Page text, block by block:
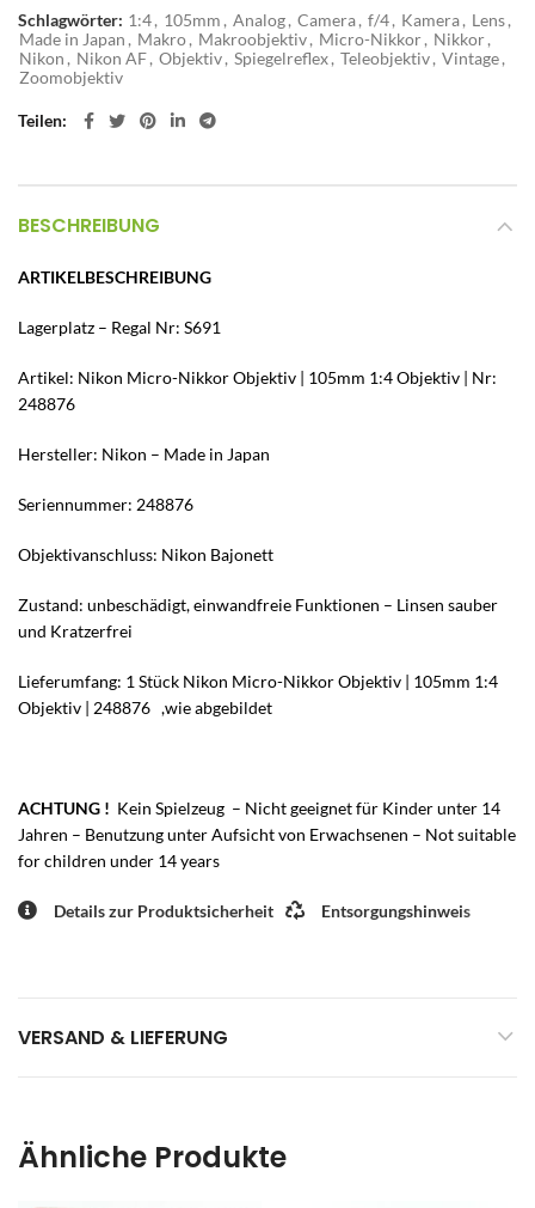
Schlagwörter: 1:4, 105mm , Analog, Camera, f/4, Kamera, Lens,
Made in Japan , Makro, Makroobjektiv, Micro-Nikkor, Nikkor,
Nikon , Nikon AF, Objektiv, Spiegelreflex, Teleobjektiv, Vintage,
Zoomobjektiv
Teilen
BESCHREIBUNG
ARTIKELBESCHREIBUNG
Lagerplatz – Regal Nr: S691
Artikel: Nikon Micro-Nikkor Objektiv | 105mm 1:4 Objektiv | Nr:
248876
Hersteller: Nikon – Made in Japan
Seriennummer: 248876
Objektivanschluss: Nikon Bajonett
Zustand: unbeschädigt, einwandfreie Funktionen – Linsen sauber
und Kratzerfrei
Lieferumfang: 1 Stück Nikon Micro-Nikkor Objektiv | 105mm 1:4
Objektiv | 248876 ,wie abgebildet
ACHTUNG ! Kein Spielzeug – Nicht geeignet für Kinder unter 14
Jahren – Benutzung unter Aufsicht von Erwachsenen – Not suitable
for children under 14 years
Details zur Produktsicherheit Entsorgungshinweis
VERSAND & LIEFERUNG
Ähnliche Produkte